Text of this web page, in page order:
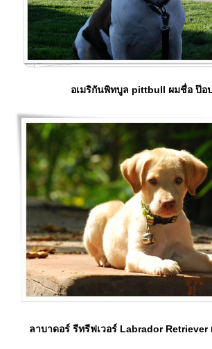
อเมริกันพิทบูล pittbull ผมชื่อ ป๊อ
ลาบาดอร์ รีทรีฟเวอร์ Labrador